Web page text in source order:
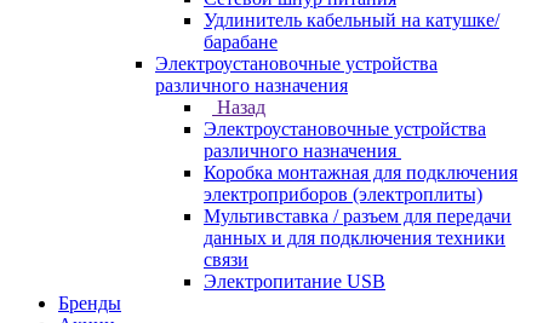
Удлинитель кабельный на катушке/
барабане
Электроустановочные устройства
различного назначения
Назад
Электроустановочные устройства
различного назначения
Коробка монтажная для подключения
электроприборов (электроплиты)
Мультивставка / разъем для передачи
данных и для подключения техники
связи
Электропитание USB
Бренды